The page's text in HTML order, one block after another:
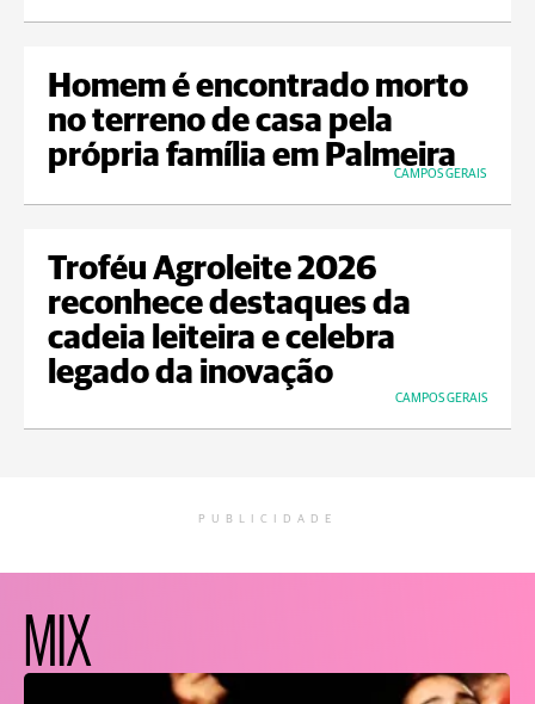
Homem é encontrado morto
no terreno de casa pela
própria família em Palmeira
CAMPOS GERAIS
Troféu Agroleite 2026
reconhece destaques da
cadeia leiteira e celebra
legado da inovação
CAMPOS GERAIS
PUBLICIDADE
MIX